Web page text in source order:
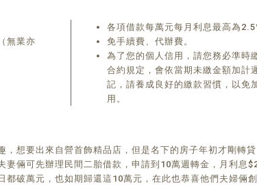
無業亦
各項借款每萬元每月利息最高為
免手續費、代辦費。
為了您的個人信用，請您務必準時
合約規定，會依當期未繳金額加計
記，請養成良好的繳款習慣，以免
用。
想要出來自營首飾精品店，但是名下的房子年初才剛轉
倆可先辦理民間二胎借款，申請到10萬週轉金，月利息
破萬元，也如期歸還這10萬元，在此也恭喜他們夫婦倆創